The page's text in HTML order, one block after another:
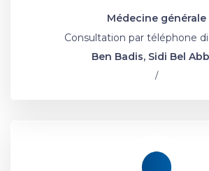
Médecine générale
Consultation par téléphone
Ben Badis, Sidi Bel
/